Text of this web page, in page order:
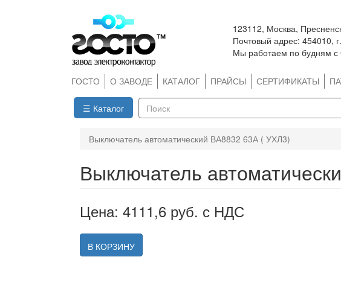
123112, Москва,
Почтовый адрес: 454010,
Мы работаем по будням с
ГОСТО О ЗАВОДЕ КАТАЛОГ ПРАЙСЫ СЕРТИФИКАТЫ
☰ Каталог
Выключатель автоматический ВА8832 63А ( УХЛ3)
Выключатель
Цена: 4111,6 руб. с НДС
В КОРЗИНУ